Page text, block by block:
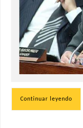
Continuar leyendo